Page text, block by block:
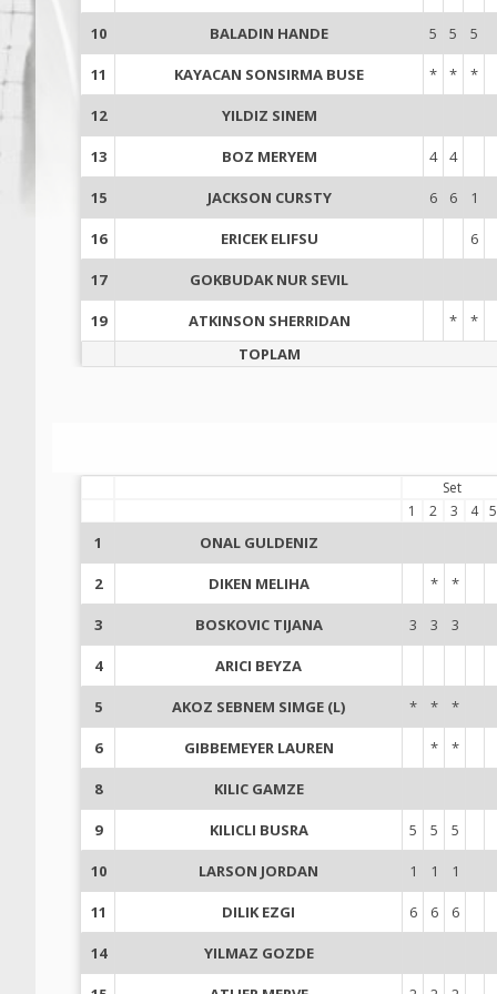
10 BALADIN HANDE 5 5 5
11 KAYACAN SONSIRMA BUSE * * *
12 YILDIZ SINEM
13 BOZ MERYEM 4 4
15 JACKSON CURSTY 6 6 1
16 ERICEK ELIFSU 6
17 GOKBUDAK NUR SEVIL
19 ATKINSON SHERRIDAN *
*
TOPLAM
Set
1
2 3 4 5
1 ONAL GULDENIZ
2 DIKEN MELIHA * *
3 BOSKOVIC TIJANA 3 3 3
4 ARICI BEYZA
5 AKOZ SEBNEM SIMGE (L) * * *
6 GIBBEMEYER LAUREN * *
8 KILIC GAMZE
9 KILICLI BUSRA 5 5 5
10 LARSON JORDAN 1 1 1
11 DILIK EZGI 6 6 6
14 YILMAZ GOZDE